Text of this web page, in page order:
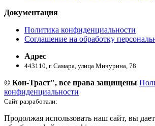
Документация
Политика конфиденциальности
Соглашение на обработку
Адрес
443110, г. Самара, улица Мичурина, 78
© Кон-Траст", все права защищены
конфиденциальности
Сайт разработали:
Продолжая использовать наш сайт, вы